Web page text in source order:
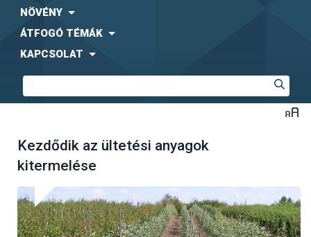
NÖVÉNY
ÁTFOGÓ TÉMÁK
KAPCSOLAT
Kezdődik az ültetési anyagok
kitermelése